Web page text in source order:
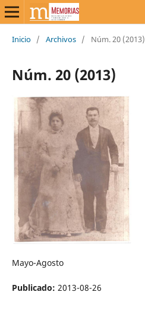
Inicio / Archivos / Núm. 20 (2013)
Núm. 20 (2013)
Mayo-Agosto
Publicado: 2013-08-26